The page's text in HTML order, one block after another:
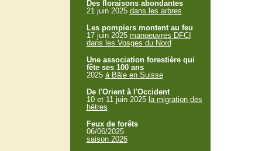
Des floraisons abondantes
21 juin 2025 dans les arbres
Les pompiers montent au feu
17 juin 2025 manoeuvres DFCI
dans les Vosges du Nord
Une association forestière qui
fête ses 100 ans
2025 à Bâle en Suisse
De l'Orient à l'Occident
10 et 11 juin 2025 la migration des
hêtres
Feux de forêts
06/06/2025
saison 2026